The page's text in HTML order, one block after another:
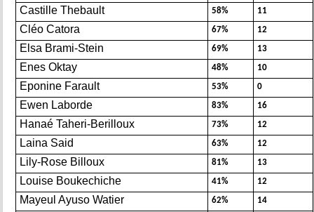
Castille Thebault 58% 11
Cléo Catora 67% 12
Elsa Brami-Stein 69% 13
Enes Oktay 48% 10
Eponine Farault 53% 0
Ewen Laborde 83% 16
Hanaé Taheri-Berilloux 73% 12
Laina Said 63% 12
Lily-Rose Billoux 81% 13
Louise Boukechiche 41% 12
Mayeul Ayuso Watier 62% 14